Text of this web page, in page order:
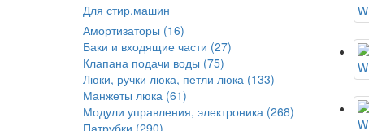
Для стир.машин
Амортизаторы (16)
Баки и входящие части (27)
Клапана подачи воды (75)
Люки, ручки люка, петли люка (133)
Манжеты люка (61)
Модули управления, электроника (268)
Патрубки (290)